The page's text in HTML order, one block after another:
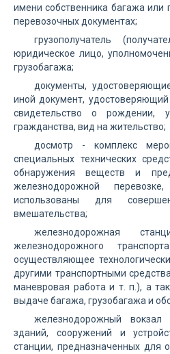
имени собственника багажа или
перевозочных документах;
грузополучатель
юридическое лицо,
грузобагажа;
документы,
иной документ,
свидетельство о рождении,
гражданства, вид на жительство;
досмотр - комплекс
специальных технических
обнаружения веществ и
железнодорожной
использованы для
вмешательства;
железнодорожная
железнодорожного
осуществляющее
другими транспортными
маневровая работа и т. п.), а
выдаче багажа, грузобагажа и
железнодорожный
зданий, сооружений и
станции, предназначенных для